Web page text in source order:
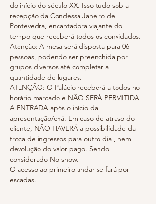
do início do século XX. Isso tudo sob a
recepção da Condessa Janeiro de
Pontevedra, encantadora viajante do
tempo que receberá todos os convidados.
Atenção: A mesa será disposta para 06
pessoas, podendo ser preenchida por
grupos diversos até completar a
quantidade de lugares.
ATENÇÃO: O Palácio receberá a todos no
horário marcado e NÃO SERÁ PERMITIDA
A ENTRADA após o início da
apresentação/chá. Em caso de atraso do
cliente, NÃO HAVERÁ a possibilidade da
troca de ingressos para outro dia , nem
devolução do valor pago. Sendo
considerado No-show.
O acesso ao primeiro andar se fará por
escadas.